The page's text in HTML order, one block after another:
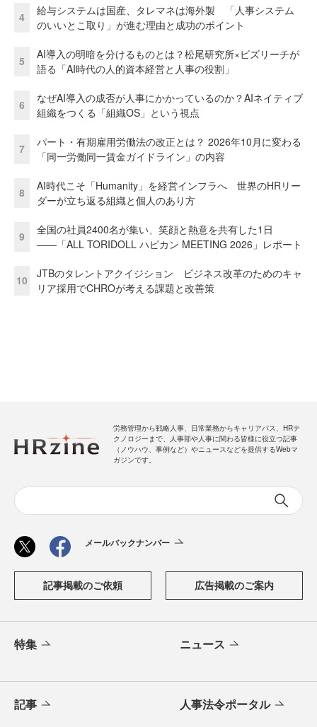
4
給与システムは国産、タレマネは海外製 「人事システム
のいいとこ取り」が進む理由と成功のポイント
5
AI導入の明暗を分けるものとは？松尾研究所×ビズリーチが
語る「AI時代の人的資本経営と人事の役割」
6
なぜAI導入の成否が人事にかかっているのか？AIネイティブ
組織をつくる「組織OS」という視点
7
パート・有期雇用労働法の改正とは？ 2026年10月に変わる
「同一労働同一賃金ガイドライン」の内容
8
AI時代こそ「Humanity」を経営インフラへ 世界のHRリー
ダーが立ち返る組織と個人のあり方
9
全国の社員2400名が集い、笑顔と熱意を共有した1日
――「ALL TORIDOLL ハピカン MEETING 2026」レポート
10
JTBのタレントアクイジション ビジネス改革のためのキャ
リア採用でCHROが考える課題と改善策
労務管理から戦略人事、日常業務からキャリアパス、HRテ
クノロジーまで、人事部や人事に関わる皆様に役立つ記事
（ノウハウ、事例など）やニュースなどを提供するWebマ
ガジンです。
メールバックナンバー
記事掲載のご依頼 広告掲載のご案内
特集 ニュース
記事 人事法令ポータル